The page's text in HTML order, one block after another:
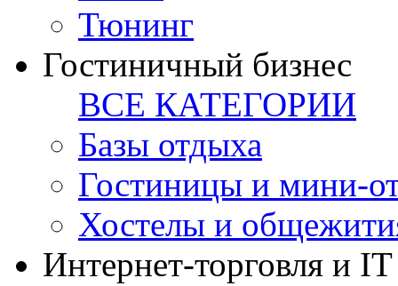
Тюнинг
Гостиничный бизнес
ВСЕ КАТЕГОРИИ
Базы отдыха
Гостиницы и мини-
Хостелы и
Интернет-торговля и IT